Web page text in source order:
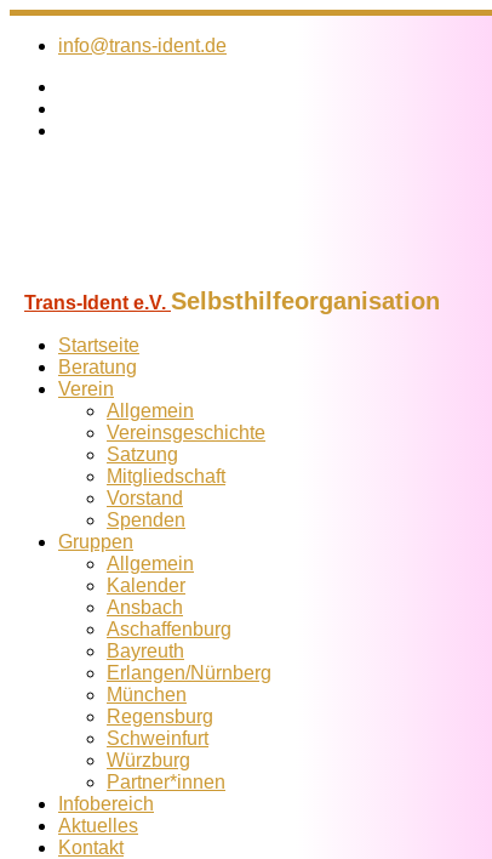
Zum
Inhalt
info@trans-ident.de
Trans-Ident e.V. Selbsthilfeorganisation
Startseite
Beratung
Verein
Allgemein
Vereins­geschichte
Satzung
Mitglied­schaft
Vorstand
Spenden
Gruppen
Allgemein
Kalender
Ansbach
Aschaffenburg
Bayreuth
Erlangen/Nürnberg
München
Regensburg
Schweinfurt
Würzburg
Partner*innen
Infobereich
Aktuelles
Kontakt